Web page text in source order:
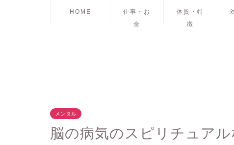
HOME
仕事・お
金
体質・特
徴
メンタル
脳の病気のスピリチュア